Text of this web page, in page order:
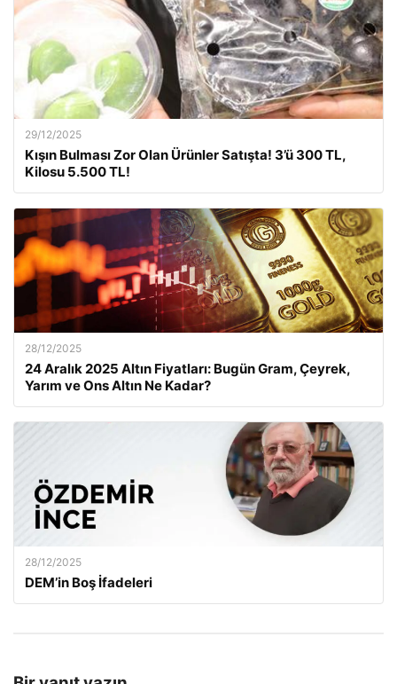
29/12/2025
Kışın Bulması Zor Olan Ürünler Satışta! 3’ü 300 TL,
Kilosu 5.500 TL!
28/12/2025
24 Aralık 2025 Altın Fiyatları: Bugün Gram, Çeyrek,
Yarım ve Ons Altın Ne Kadar?
28/12/2025
DEM’in Boş İfadeleri